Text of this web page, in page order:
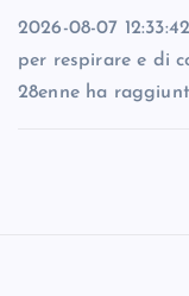
2026-08-07
per respirare e di
28enne ha